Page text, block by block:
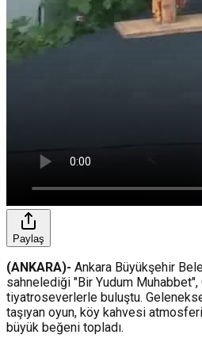
Paylaş
(ANKARA)- Ankara Büyükşehir
sahnelediği "Bir Yudum Muhabbet",
tiyatroseverlerle buluştu.
taşıyan oyun, köy kahvesi
büyük beğeni topladı.